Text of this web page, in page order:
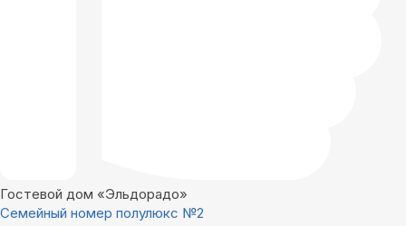
Гостевой дом «Эльдорадо»
Семейный номер полулюкс №2